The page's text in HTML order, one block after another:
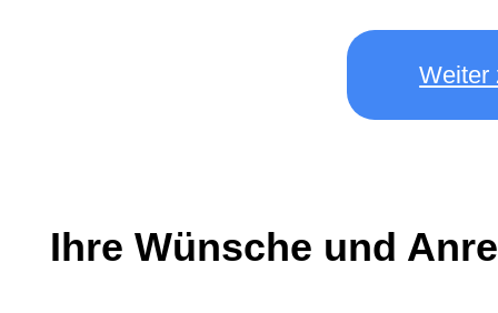
Weiter
Ihre Wünsche und